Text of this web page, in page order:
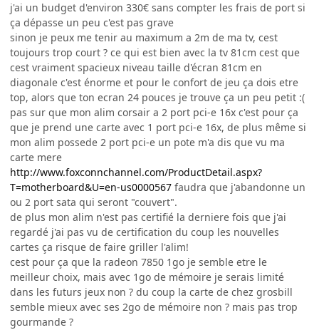
j'ai un budget d'environ 330€ sans compter les frais de port si
ça dépasse un peu c'est pas grave
sinon je peux me tenir au maximum a 2m de ma tv, cest
toujours trop court ? ce qui est bien avec la tv 81cm cest que
cest vraiment spacieux niveau taille d'écran 81cm en
diagonale c'est énorme et pour le confort de jeu ça dois etre
top, alors que ton ecran 24 pouces je trouve ça un peu petit :(
pas sur que mon alim corsair a 2 port pci-e 16x c'est pour ça
que je prend une carte avec 1 port pci-e 16x, de plus même si
mon alim possede 2 port pci-e un pote m'a dis que vu ma
carte mere
http://www.foxconnchannel.com/ProductDetail.aspx?
T=motherboard&U=en-us0000567 faudra que j'abandonne un
ou 2 port sata qui seront "couvert".
de plus mon alim n'est pas certifié la derniere fois que j'ai
regardé j'ai pas vu de certification du coup les nouvelles
cartes ça risque de faire griller l'alim!
cest pour ça que la radeon 7850 1go je semble etre le
meilleur choix, mais avec 1go de mémoire je serais limité
dans les futurs jeux non ? du coup la carte de chez grosbill
semble mieux avec ses 2go de mémoire non ? mais pas trop
gourmande ?